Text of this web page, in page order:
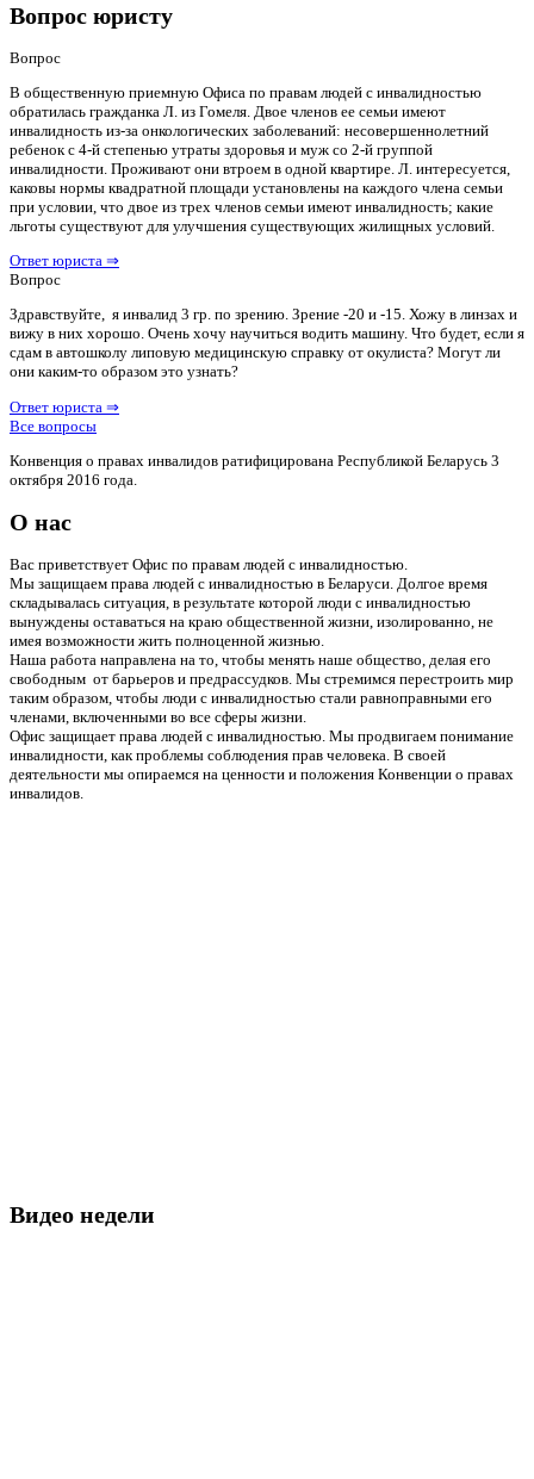
Вопрос юристу
Вопрос
В общественную приемную Офиса по правам людей с инвалидностью
обратилась гражданка Л. из Гомеля. Двое членов ее семьи имеют
инвалидность из-за онкологических заболеваний: несовершеннолетний
ребенок с 4-й степенью утраты здоровья и муж со 2-й группой
инвалидности. Проживают они втроем в одной квартире. Л. интересуется,
каковы нормы квадратной площади установлены на каждого члена семьи
при условии, что двое из трех членов семьи имеют инвалидность; какие
льготы существуют для улучшения существующих жилищных условий.
Ответ юриста ⇒
Вопрос
Здравствуйте, я инвалид 3 гр. по зрению. Зрение -20 и -15. Хожу в линзах и
вижу в них хорошо. Очень хочу научиться водить машину. Что будет, если я
сдам в автошколу липовую медицинскую справку от окулиста? Могут ли
они каким-то образом это узнать?
Ответ юриста ⇒
Все вопросы
Конвенция о правах инвалидов ратифицирована Республикой Беларусь 3
октября 2016 года.
О нас
Вас приветствует Офис по правам людей с инвалидностью.
Мы защищаем права людей с инвалидностью в Беларуси. Долгое время
складывалась ситуация, в результате которой люди с инвалидностью
вынуждены оставаться на краю общественной жизни, изолированно, не
имея возможности жить полноценной жизнью.
Наша работа направлена на то, чтобы менять наше общество, делая его
свободным от барьеров и предрассудков. Мы стремимся перестроить мир
таким образом, чтобы люди с инвалидностью стали равноправными его
членами, включенными во все сферы жизни.
Офис защищает права людей с инвалидностью. Мы продвигаем понимание
инвалидности, как проблемы соблюдения прав человека. В своей
деятельности мы опираемся на ценности и положения Конвенции о правах
инвалидов.
Видео недели